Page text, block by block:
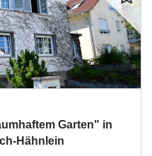
Garten" in
Hähnlein